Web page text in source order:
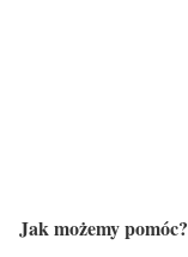
Jak możemy pomóc?